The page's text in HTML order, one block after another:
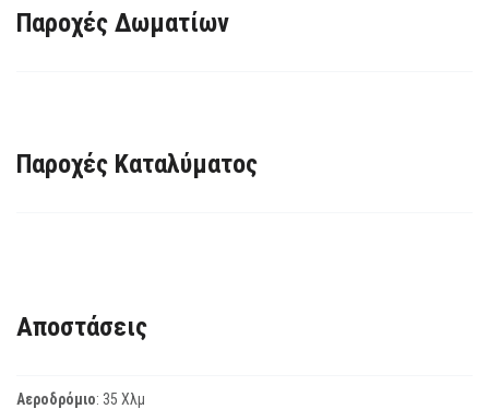
Παροχές Δωματίων
Παροχές Καταλύματος
Αποστάσεις
Αεροδρόμιο: 35 Χλμ